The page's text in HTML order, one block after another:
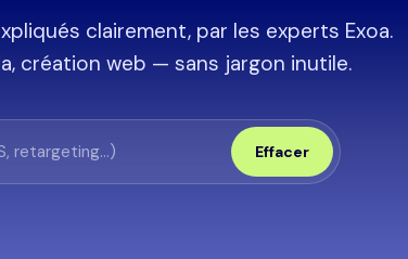
clairement, par les experts Exoa.
création web — sans jargon inutile.
Effacer